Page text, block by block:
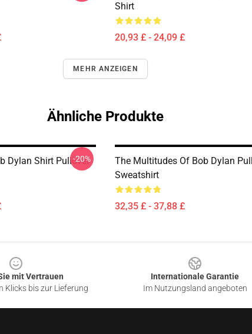
Shirt
20,93 £ - 24,09 £
MEHR ANZEIGEN
Ähnliche Produkte
Dylan Shirt Pullover
-20%
The Multitudes Of Bob Dylan
Sweatshirt
32,35 £ - 37,88 £
mit Vertrauen
Klicks bis zur Lieferung
Internationale Garantie
Im Nutzungsland angeboten